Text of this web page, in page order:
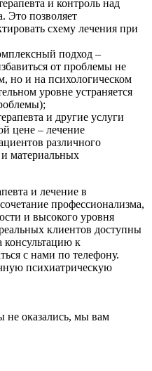
и контроль над
Это позволяет
схему лечения при
подход –
от проблемы не
но и на психологическом
уровне устраняется
и другие услуги
цене – лечение
различного
и материальных
и лечение в
профессионализма,
и высокого уровня
клиентов доступны
консультацию к
с нами по телефону.
психиатрическую
не оказались, мы вам